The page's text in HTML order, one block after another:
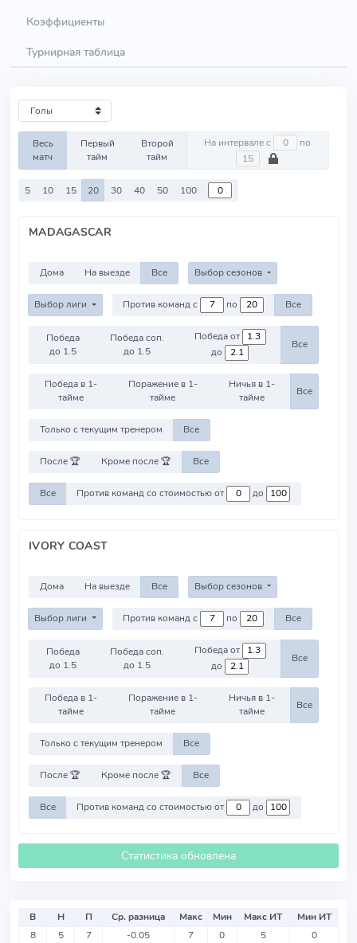
Коэффициенты
Турнирная таблица
Весь
матч
Первый
тайм
Второй
тайм
На интервале с по
5 10 15 20 30 40 50 100
MADAGASCAR
Дома На выезде Все Выбор сезонов
Выбор лиги Против команд с по Все
Победа
до 1.5
Победа соп.
до 1.5
Победа от
до
Все
Победа в 1-
тайме
Поражение в 1-
тайме
Ничья в 1-
тайме
Все
Только с текущим тренером Все
После 🏆 Кроме после 🏆 Все
Все Против команд со стоимостью от до
IVORY COAST
Дома На выезде Все Выбор сезонов
Выбор лиги Против команд с по Все
Победа
до 1.5
Победа соп.
до 1.5
Победа от
до
Все
Победа в 1-
тайме
Поражение в 1-
тайме
Ничья в 1-
тайме
Все
Только с текущим тренером Все
После 🏆 Кроме после 🏆 Все
Все Против команд со стоимостью от до
Статистика обновлена
В Н П Ср. разница Макс Мин Макс ИТ
Мин ИТ
8
5 7 -0.05 7 0 5 0